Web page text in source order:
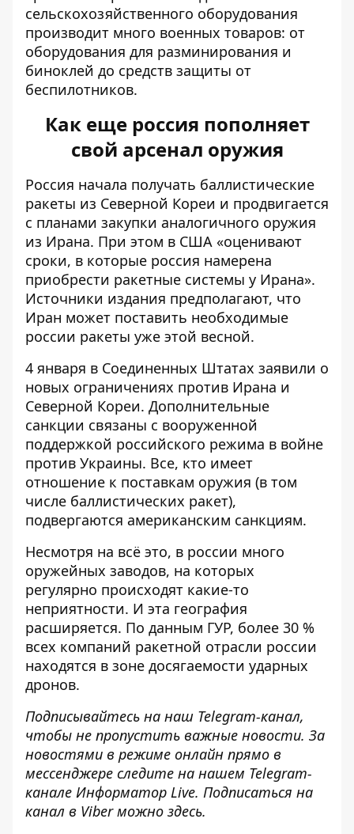
сельскохозяйственного оборудования
производит много военных товаров: от
оборудования для разминирования и
биноклей до средств защиты от
беспилотников.
Как еще россия пополняет
свой арсенал оружия
Россия начала получать баллистические
ракеты из Северной Кореи и продвигается
с планами закупки аналогичного оружия
из Ирана. При этом в США «оценивают
сроки, в которые россия намерена
приобрести ракетные системы у Ирана».
Источники издания предполагают, что
Иран может поставить необходимые
россии ракеты уже этой весной.
4 января в Соединенных Штатах заявили о
новых ограничениях против Ирана и
Северной Кореи. Дополнительные
санкции связаны с вооруженной
поддержкой российского режима в войне
против Украины. Все, кто имеет
отношение к поставкам оружия (в том
числе баллистических ракет),
подвергаются американским санкциям.
Несмотря на всё это, в россии много
оружейных заводов, на которых
регулярно происходят какие-то
неприятности. И эта география
расширяется. По данным ГУР, более 30 %
всех компаний ракетной отрасли россии
находятся в зоне досягаемости ударных
дронов.
Подписывайтесь на наш Telegram-канал,
чтобы не пропустить важные новости. За
новостями в режиме онлайн прямо в
мессенджере следите на нашем Telegram-
канале Информатор Live. Подписаться на
канал в Viber можно здесь.